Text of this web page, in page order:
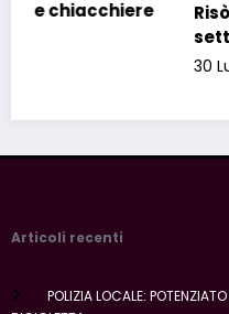
Risò, Vercelli
Articoli recenti
POLIZIA LOCALE: